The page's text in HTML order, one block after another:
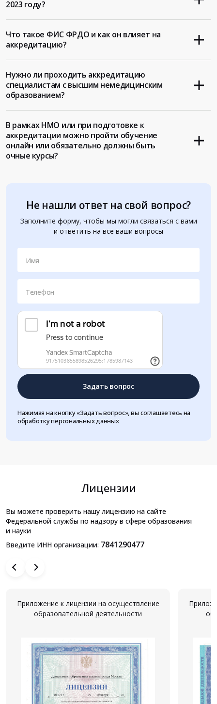
Не нашли ответ на свой вопрос?
Заполните форму, чтобы мы могли связаться с вами
и ответить на все ваши вопросы
Имя
Телефон
Задать вопрос
Нажимая на кнопку «Задать вопрос», вы соглашаетесь на
обработку персональных данных
2023 году?
Что такое ФИС ФРДО и как он влияет на
аккредитацию?
Нужно ли проходить аккредитацию
специалистам с высшим немедицинским
образованием?
В рамках НМО или при подготовке к
аккредитации можно пройти обучение
онлайн или обязательно должны быть
очные курсы?
Лицензии
Вы можете проверить нашу лицензию на сайте
Федеральной службы по надзору в сфере образования
и науки
Введите ИНН организации: 7841290477
Приложение к лицензии на осуществление
образовательной деятельности